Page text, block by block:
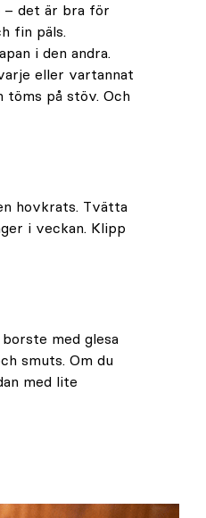
– det är bra för
fin päls.
i den andra.
eller vartannat
töms på stöv. Och
hovkrats. Tvätta
i veckan. Klipp
med glesa
smuts. Om du
med lite